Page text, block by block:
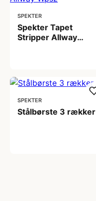
SPEKTER
Spekter Tapet
Stripper Allway
SPEKTER
Stålbørste 3 rækker